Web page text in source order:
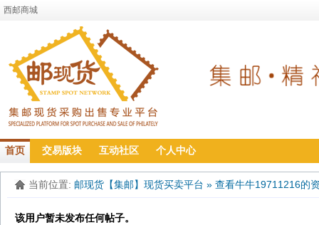
西邮商城
首页 交易版块 互动社区 个人中心
当前位置: 邮现货【集邮】现货买卖平台 » 查看牛牛19711216的
该用户暂未发布任何帖子。